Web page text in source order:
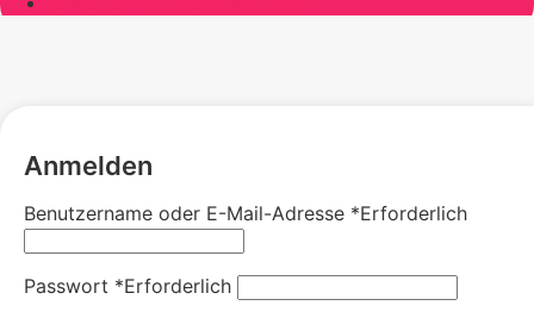
Anmelden
Benutzername oder E-Mail-Adresse *Erforderlich
Passwort *Erforderlich